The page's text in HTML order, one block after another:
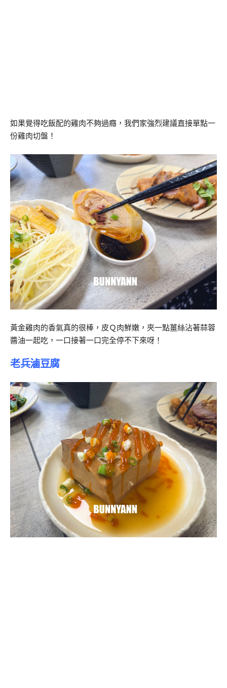
如果覺得吃飯配的雞肉不夠過癮，我們家強烈建議直接單點一
份雞肉切盤！
黃金雞肉的香氣真的很棒，皮Ｑ肉鮮嫩，夾一點薑絲沾著蒜蓉
醬油一起吃，一口接著一口完全停不下來呀！
老兵滷豆腐